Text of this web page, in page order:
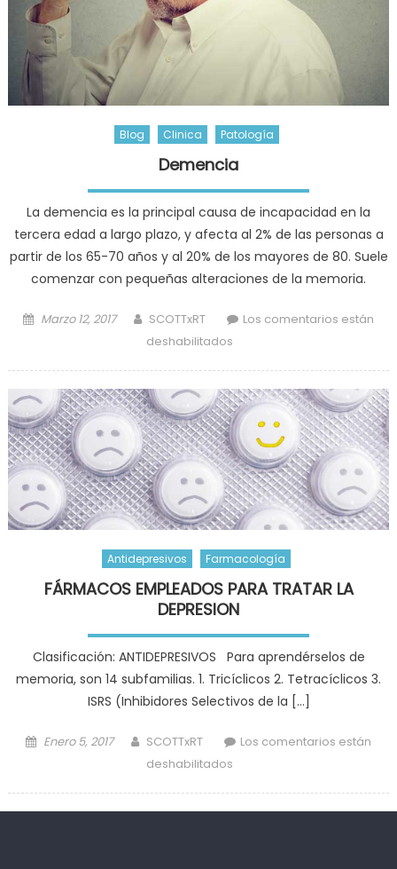
Blog Clinica Patología
Demencia
La demencia es la principal causa de incapacidad en la
tercera edad a largo plazo, y afecta al 2% de las personas a
partir de los 65-70 años y al 20% de los mayores de 80. Suele
comenzar con pequeñas alteraciones de la memoria.
Posted
Marzo 12, 2017 Author
SCOTTxRT
Los comentarios están
deshabilitados
Antidepresivos Farmacología
FÁRMACOS EMPLEADOS PARA TRATAR LA
DEPRESION
Clasificación: ANTIDEPRESIVOS Para aprendérselos de
memoria, son 14 subfamilias. 1. Tricíclicos 2. Tetracíclicos 3.
ISRS (Inhibidores Selectivos de la […]
Posted
Enero 5, 2017 Author
SCOTTxRT
Los comentarios están
deshabilitados